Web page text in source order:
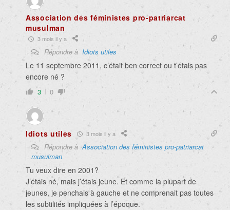
Association des féministes pro-patriarcat
musulman
3 mois il y a
Répondre à Idiots utiles
Le 11 septembre 2011, c’était ben correct ou t’étais pas
encore né ?
3 0
Idiots utiles 3 mois il y a
Répondre àAssociation des féministes pro-patriarcat
musulman
Tu veux dire en 2001?
J’étais né, mais j’étais jeune. Et comme la plupart de
jeunes, je penchais à gauche et ne comprenait pas toutes
les subtilités impliquées à l’époque.